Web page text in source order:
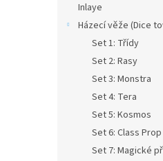
Inlaye
Házecí věže (Dice
Set 1: Třídy
Set 2: Rasy
Set 3: Monstra
Set 4: Tera
Set 5: Kosmos
Set 6: Class Prop
Set 7: Magické